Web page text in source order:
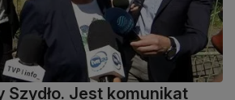
Szydło. Jest komunikat